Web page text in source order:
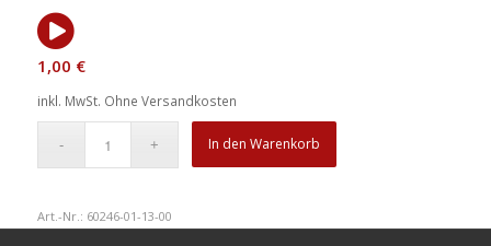
1,00 €
inkl. MwSt. Ohne Versandkosten
In den Warenkorb
Art.-Nr.: 60246-01-13-00